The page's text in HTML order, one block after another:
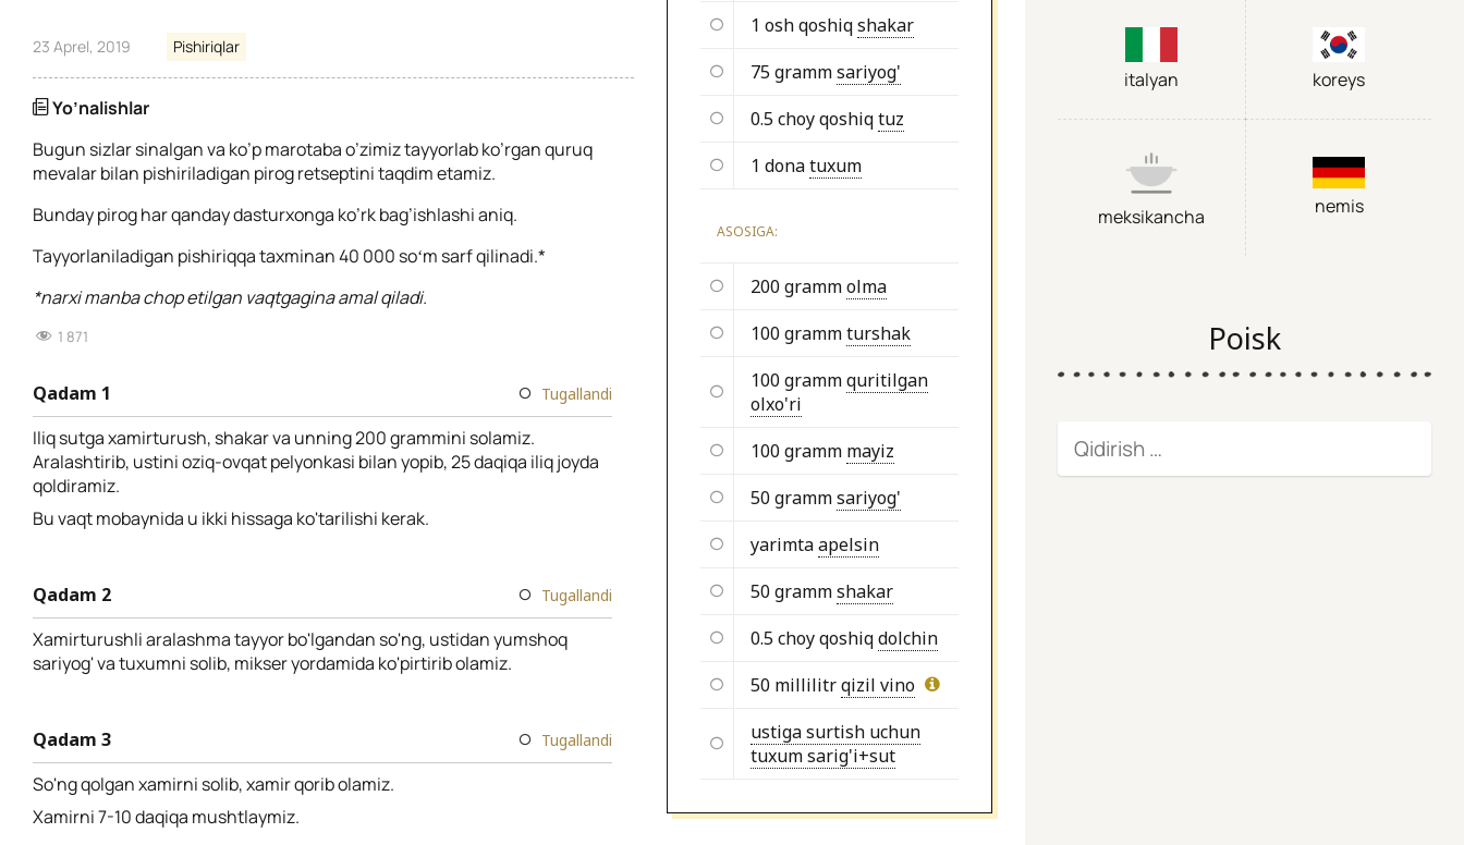
23 Aprel, 2019 Pishiriqlar
Yo’nalishlar
Bugun sizlar sinalgan va ko’p marotaba o’zimiz tayyorlab ko’rgan quruq
mevalar bilan pishiriladigan pirog retseptini taqdim etamiz.
Bunday pirog har qanday dasturxonga ko’rk bag’ishlashi aniq.
Tayyorlaniladigan pishiriqqa taxminan 40 000 soʻm sarf qilinadi.*
*narxi manba chop etilgan vaqtgagina amal qiladi.
1 871
Qadam 1 Tugallandi
Iliq sutga xamirturush, shakar va unning 200 grammini solamiz.
Aralashtirib, ustini oziq-ovqat pelyonkasi bilan yopib, 25 daqiqa iliq joyda
qoldiramiz.
Bu vaqt mobaynida u ikki hissaga ko'tarilishi kerak.
Qadam 2 Tugallandi
Xamirturushli aralashma tayyor bo'lgandan so'ng, ustidan yumshoq
sariyog' va tuxumni solib, mikser yordamida ko'pirtirib olamiz.
Qadam 3 Tugallandi
So'ng qolgan xamirni solib, xamir qorib olamiz.
Xamirni 7-10 daqiqa mushtlaymiz.
1 osh qoshiqshakar
75 grammsariyog'
0.5 choy qoshiqtuz
1 donatuxum
ASOSIGA:
200 grammolma
100 grammturshak
100 grammquritilgan
olxo'ri
100 gramm mayiz
50 grammsariyog'
yarimtaapelsin
50 grammshakar
0.5 choy qoshiqdolchin
50 millilitrqizil vino
ustiga surtish uchun
tuxum sarig'i+sut
italyan koreys
meksikancha nemis
Poisk